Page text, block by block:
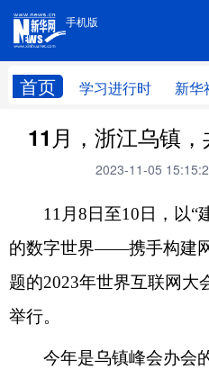
手机版
首页 学习进行时 新华
手机版
11月，浙江乌镇，
2023-11-05
11月8日至10日，以“
的数字世界——携手构建
题的2023年世界互联网大
举行。
今年是乌镇峰会办会